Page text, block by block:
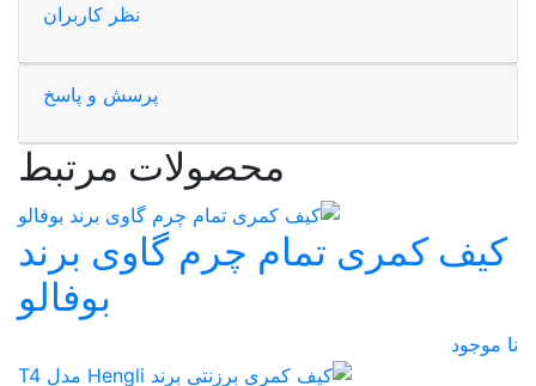
نظر کاربران
پرسش و پاسخ
محصولات مرتبط
کیف کمری تمام چرم گاوی برند
بوفالو
نا موجود